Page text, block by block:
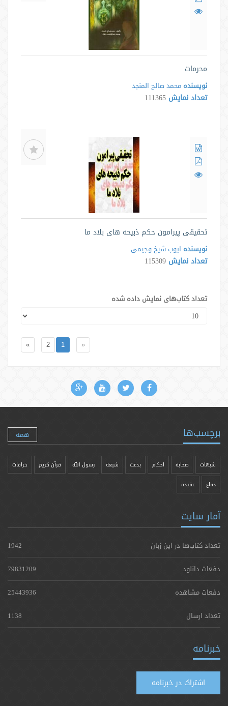
محرمات
نویسنده محمد صالح المنجد
تعداد نمایش 111365
تحقیقی پیرامون حکم ذبیحه های بلاد ما
نویسنده ایوب شیخ وجیمی
تعداد نمایش 115309
تعداد کتاب‌های نمایش داده شده
«
1
2
»
برچسب‌ها همه
شبهات صحابه احکام بدعت شیعه رسول الله قرآن کریم خرافات
دفاع عقیده
آمار سایت
تعداد کتاب‌ها در این زبان
1942
دفعات دانلود
79831209
دفعات مشاهده
25443936
تعداد ارسال
1138
خبرنامه
اشتراک در خبرنامه